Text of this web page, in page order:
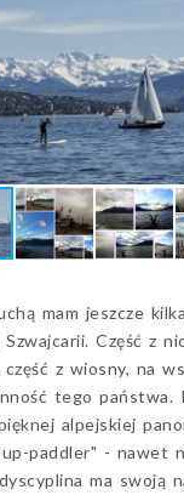
mam jeszcze
Część z
z wiosny, na
tego państwa.
alpejskiej
paddler" - nawet
ma swoją